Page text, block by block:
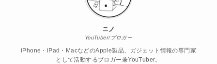
ニノ
YouTuber/ブロガー
iPhone・iPad・MacなどのApple製品、ガジェット情報の専門家
として活動するブロガー兼YouTuber。